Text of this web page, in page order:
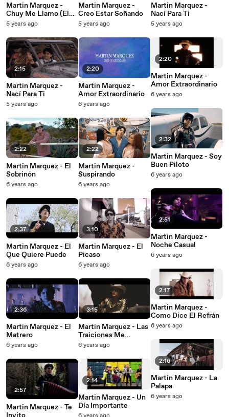
Martin Marquez -
Chuy Me Llamo (El
Breco)
5 years ago
2:15
Martin Marquez -
Nací Para Ti
5 years ago
2:22
Martin Marquez - El
Sobrinón
6 years ago
2:37
Martin Marquez - El
Que Quiere Puede
6 years ago
2:36
Martin Marquez - El
Matrero
6 years ago
2:57
Martin Marquez - Te
Martin Marquez -
Creo Estar Soñando
5 years ago
2:20
Martin Marquez -
Amor Extraordinario
6 years ago
2:22
Martin Marquez -
Suspirando
6 years ago
3:10
Martin Marquez - El
Picaso
6 years ago
3:15
Martin Marquez - Las
Traiciones Me
Marcaron
6 years ago
2:14
Martin Marquez - Un
Día Importante
Martin Marquez -
Nací Para Ti
5 years ago
2:20
Martin Marquez -
Amor Extraordinario
6 years ago
2:32
Martin Marquez - Soy
Buen Piloto
6 years ago
2:51
Martin Marquez -
Noche Casual
6 years ago
2:17
Martin Marquez -
Como Dice El Refrán
6 years ago
2:16
Martin Marquez - La
Palapa
6 years ago